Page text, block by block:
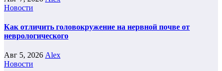
Новости
Как отличить головокружение на нервной почве от
неврологического
Авг 5, 2026 Alex
Новости